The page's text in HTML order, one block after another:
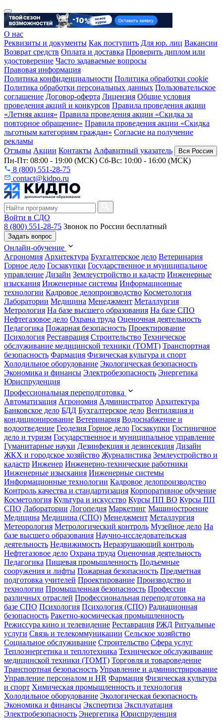
О нас
Реквизиты и документы Как поступить Для юр. лиц Вакансии
Возврат средств Оплата и доставка Проверить диплом или
удостоверение Часто задаваемые вопросы
Правовая информация
Политика конфиденциальности Политика обработки cookie
Политика обработки персональных данных Пользовательское
соглашение Договор-оферта Лицензия Общие условия
проведения акций и конкурсов Правила проведения акции
«Летняя акция» Правила проведения акции «Скидка за
повторное обращение» Правила проведения акции «Скидка
льготным категориям граждан» Согласие на получение
рекламы
Отзывы Акции Контакты Алфавитный указатель Вся Россия
Пн-Пт: 08:00 - 19:00 (МСК) Сб-Вс: 10:00 - 16:00 (МСК)
8 (800) 551-28-75
contact@kidpo.ru
Войти в СДО
8 (800) 551-28-75 Звонок по России бесплатный
Задать вопрос
Онлайн-обучение
Агрономия Архитектура Бухгалтерское дело Ветеринария
Горное дело Госзакупки Государственное и муниципальное
управление Дизайн Землеустройство и кадастр Инженерные
изыскания Инженерные системы Информационные
технологии Кадровое делопроизводство Косметология
Лаборатории Медицина Менеджмент Металлургия
Метрология На базе высшего образования На базе СПО
Нефтегазовое дело Охрана труда Оценочная деятельность
Педагогика Пожарная безопасность Проектирование
Психология Реставрация Строительство Техническое
обслуживание медицинской техники (ТОМТ) Транспортная
безопасность Фармация Физическая культура и спорт
Холодильное оборудование Экологическая безопасность
Экономика и финансы Электробезопасность Энергетика
Юриспруденция
Профессиональная переподготовка
Автоматизация Агрономия Администратор Архитектура
Банковское дело БДД Бухгалтерское дело Вентиляция и
кондиционирование Ветеринария Водоснабжение и
водоотведение Геодезия Горное дело Госзакупки Гостиничное
дело и туризм Государственное и муниципальное управление
Гуманитарные науки Дезинфекция и дезинсекция Дизайн
ЖКХ и городское хозяйство Журналистика Землеустройство и
кадастр Инженер Инженерно-технические работники
Инженерные изыскания Инженерные системы
Информационные технологии Кадровое делопроизводство
Контроль качества и стандартизация Корпоративное обучение
Косметология Культура и искусство Курсы ПП ВО Курсы ПП
СПО Лаборатории Логопедия Маркетинг Машиностроение
Медицина Медицина (СПО) Менеджмент Металлургия
Метеорология Метрологический контроль Музейное дело На
базе высшего образования Научно-исследовательская
деятельность Недвижимость Неразрушающий контроль
Нефтегазовое дело Охрана труда Оценочная деятельность
Педагогика Пищевая промышленность Подъемные
сооружения и лифты Пожарная безопасность Предметная
подготовка учителей Проектирование Производство и
технологии Промышленная безопасность Профессии
различных отраслей Профессиональная переподготовка на
базе СПО Психология Психология (СПО) Радиационная
безопасность Ракетно-космическая промышленность
Режиссура кино и телевидение Реставрация РЖД Ритуальные
услуги Связь и телекоммуникации Сельское хозяйство
Социальное обслуживание Строительство Сфера услуг
Теплоэнергетика и теплотехника Техническое обслуживание
медицинской техники (ТОМТ) Торговля и товароведение
Транспортная безопасность Управление и администрирование
Управление персоналом и HR Фармация Физическая культура
и спорт Химическая промышленность и технология
Холодильное оборудование Экологическая безопасность
Экономика и финансы Экспертиза Эксплуатация
Электробезопасность Энергетика Юриспруденция